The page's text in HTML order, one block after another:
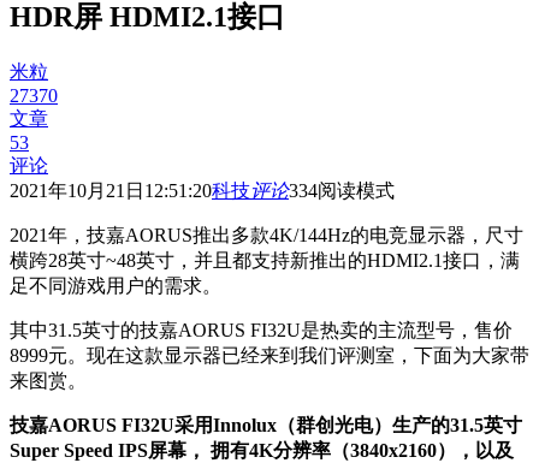
HDR屏 HDMI2.1接口
米粒
27370
文章
53
评论
2021年10月21日12:51:20科技评论334阅读模式
2021年，技嘉AORUS推出多款4K/144Hz的电竞显示器，尺寸
横跨28英寸~48英寸，并且都支持新推出的HDMI2.1接口，满
足不同游戏用户的需求。
其中31.5英寸的技嘉AORUS FI32U是热卖的主流型号，售价
8999元。现在这款显示器已经来到我们评测室，下面为大家带
来图赏。
技嘉AORUS FI32U采用Innolux（群创光电）生产的31.5英寸
Super Speed IPS屏幕， 拥有4K分辨率（3840x2160），以及